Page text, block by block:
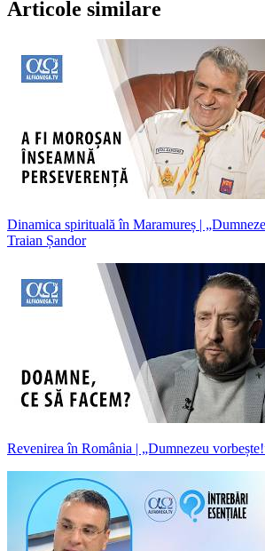
Articole similare
Dinamica spirituală în Maramureș |
Traian Șandor
Revenirea în România | „Dumnezeu